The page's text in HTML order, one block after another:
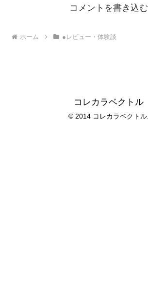
コメントを書き込む
ホーム ●レビュー・体験談
コレカラベクトル
© 2014 コレカラベクトル.